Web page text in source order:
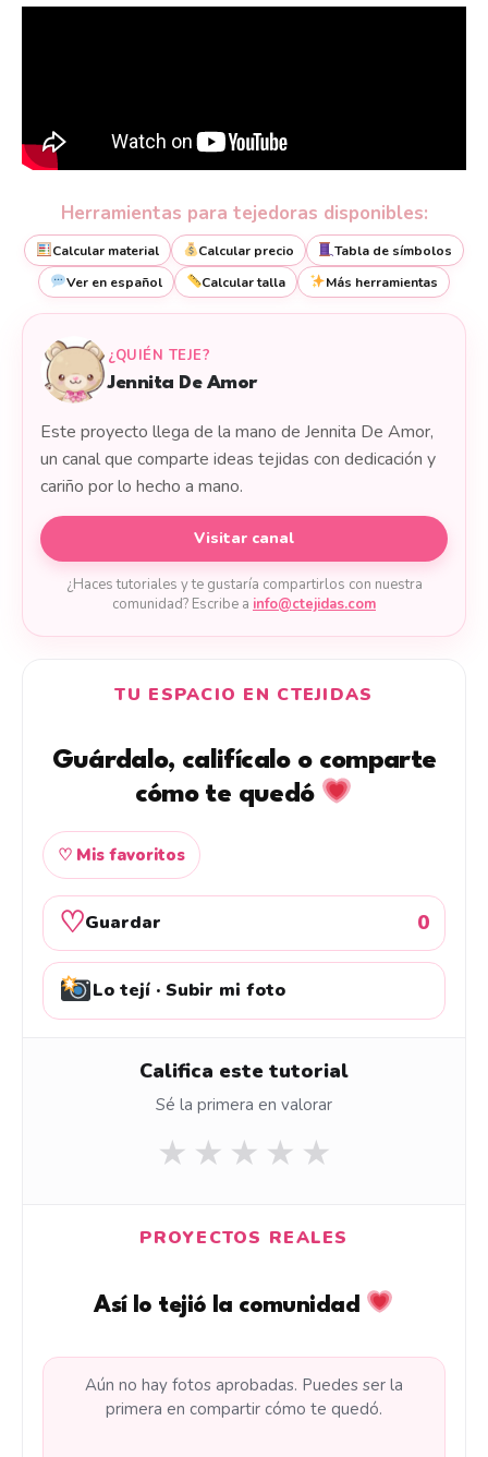
Herramientas para tejedoras disponibles:
Calcular material Calcular precio
Tabla de símbolos
Ver en español
Calcular talla Más herramientas
¿QUIÉN TEJE?
Jennita De Amor
Este proyecto llega de la mano de Jennita De Amor,
un canal que comparte ideas tejidas con dedicación y
cariño por lo hecho a mano.
Visitar canal
¿Haces tutoriales y te gustaría compartirlos con nuestra
comunidad? Escribe a info@ctejidas.com
TU ESPACIO EN CTEJIDAS
Guárdalo, califícalo o comparte
cómo te quedó
♡ Mis favoritos
♡Guardar 0
Lo tejí · Subir mi foto
Califica este tutorial
Sé la primera en valorar
★ ★ ★ ★ ★
PROYECTOS REALES
Así lo tejió la comunidad
Aún no hay fotos aprobadas. Puedes ser la
primera en compartir cómo te quedó.